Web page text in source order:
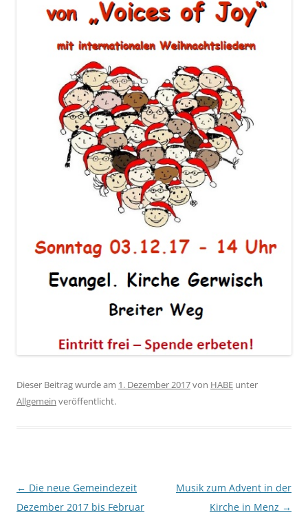
Dieser Beitrag wurde am 1. Dezember 2017von HABE unter
Allgemein veröffentlicht.
Beitragsnavigation
← Die neue Gemeindezeit
Dezember 2017 bis Februar
Musik zum Advent in der
Kirche in Menz →